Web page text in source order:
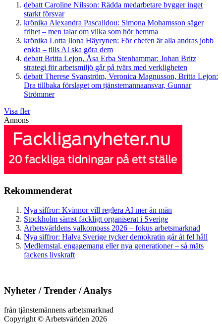
debatt Caroline Nilsson: Rädda medarbetare bygger inget
starkt försvar
krönika Alexandra Pascalidou: Simona Mohamsson säger
frihet – men talar om vilka som hör hemma
krönika Lotta Ilona Häyrynen: För chefen är alla andras jobb
enkla – tills AI ska göra dem
debatt Britta Lejon, Åsa Erba Stenhammar: Johan Britz
strategi för arbetsmiljö går på tvärs med verkligheten
debatt Therese Svanström, Veronica Magnusson, Britta Lejon:
Dra tillbaka förslaget om tjänstemannaansvar, Gunnar
Strömmer
Visa fler
Annons
Rekommenderat
Nya siffror: Kvinnor vill reglera AI mer än män
Stockholm sämst fackligt organiserat i Sverige
Arbetsvärldens valkompass 2026 – fokus arbetsmarknad
Nya siffror: Halva Sverige tycker demokratin går åt fel håll
Medlemstal, engagemang eller nya generationer – så mäts
fackens livskraft
Nyheter / Trender / Analys
från tjänstemännens arbetsmarknad
Copyright © Arbetsvärlden 2026